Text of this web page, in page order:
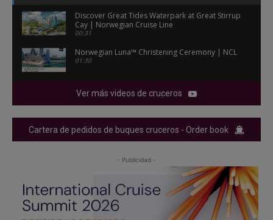
Discover Great Tides Waterpark at Great Stirrup
Cay | Norwegian Cruise Line
00:31
Norwegian Luna™ Christening Ceremony | NCL
01:30
Ver más videos de cruceros
Cartera de pedidos de buques cruceros - Order book
- Publicidad -